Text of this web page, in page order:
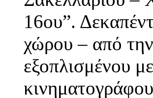
16ου”.
χώρου – από
εξοπλισμένου